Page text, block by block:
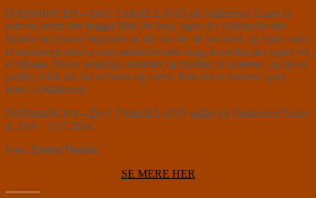
DÆMNINGEN – DET TABTE LAND på Odsherred Teater er
som en storm der lægger blidt fra land, tager til i vindstyrke når
familie og venner begynder at slås for det de har kært, og ender som
et tordenvejr med et stort sønderrivende brag, hvorefter der ingen vej
er tilbage. Det er sørgelige skæbner og mudder til knæene, og det er
politik, både når det er bedst og værst. Men det er dæleme godt
teater i Odsherred.
DÆMNINGEN – DET TABTE LAND spiller på Odsherred Teater
d. 24/4 – 11/5 2024.
Foto: Emilia Therese
SE MERE HER